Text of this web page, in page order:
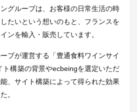
グループは、お客様の日常生活の時
たいという想いのもと、フランスを
ンを輸入・販売しています。
プが運営する「豊通食料ワインサイ
ト構築の背景やecbeingを選定いただ
、サイト構築によって得られた効果
。